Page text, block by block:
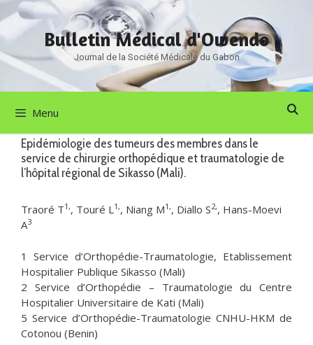
Aller
au
contenu
Bulletin Médical d'Owendo
Journal de la Société Médicale du Gabon
Menu
Epidémiologie des tumeurs des membres dans le
service de chirurgie orthopédique et traumatologie de
l’hôpital régional de Sikasso (Mali).
Traoré T1,, Touré L1,, Niang M1,, Diallo S2,, Hans-Moevi
A3
1 Service d’Orthopédie-Traumatologie, Etablissement
Hospitalier Publique Sikasso (Mali)
2 Service d’Orthopédie – Traumatologie du Centre
Hospitalier Universitaire de Kati (Mali)
5 Service d’Orthopédie-Traumatologie CNHU-HKM de
Cotonou (Benin)